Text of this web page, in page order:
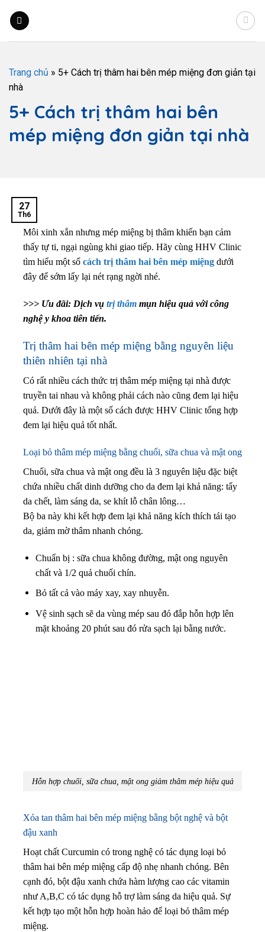
Trang chủ » 5+ Cách trị thâm hai bên mép miệng đơn giản tại
nhà
5+ Cách trị thâm hai bên
mép miệng đơn giản tại nhà
27
Th6
Môi xinh xắn nhưng mép miệng bị thâm khiến bạn cảm
thấy tự ti, ngại ngùng khi giao tiếp. Hãy cùng HHV Clinic
tìm hiểu một số cách trị thâm hai bên mép miệng dưới
đây để sớm lấy lại nét rạng ngời nhé.
>>> Ưu đãi: Dịch vụ trị thâm mụn hiệu quả với công
nghệ y khoa tiên tiến.
Trị thâm hai bên mép miệng bằng nguyên liệu
thiên nhiên tại nhà
Có rất nhiều cách thức trị thâm mép miệng tại nhà được
truyền tai nhau và không phải cách nào cũng đem lại hiệu
quả. Dưới đây là một số cách được HHV Clinic tổng hợp
đem lại hiệu quả tốt nhất.
Loại bỏ thâm mép miệng bằng chuối, sữa chua và mật ong
Chuối, sữa chua và mật ong đều là 3 nguyên liệu đặc biệt
chứa nhiều chất dinh dưỡng cho da đem lại khả năng: tẩy
da chết, làm sáng da, se khít lỗ chân lông…
Bộ ba này khi kết hợp đem lại khả năng kích thích tái tạo
da, giảm mờ thâm nhanh chóng.
Chuẩn bị : sữa chua không đường, mật ong nguyên
chất và 1/2 quả chuối chín.
Bỏ tất cả vào máy xay, xay nhuyễn.
Vệ sinh sạch sẽ da vùng mép sau đó đắp hỗn hợp lên
mặt khoảng 20 phút sau đó rửa sạch lại bằng nước.
Hỗn hợp chuối, sữa chua, mật ong giảm thâm mép hiệu quả
Xóa tan thâm hai bên mép miệng bằng bột nghệ và bột
đậu xanh
Hoạt chất Curcumin có trong nghệ có tác dụng loại bỏ
thâm hai bên mép miệng cấp độ nhẹ nhanh chóng. Bên
cạnh đó, bột đậu xanh chứa hàm lượng cao các vitamin
như A,B,C có tác dụng hỗ trợ làm sáng da hiệu quả. Sự
kết hợp tạo một hỗn hợp hoàn hảo để loại bỏ thâm mép
miệng.